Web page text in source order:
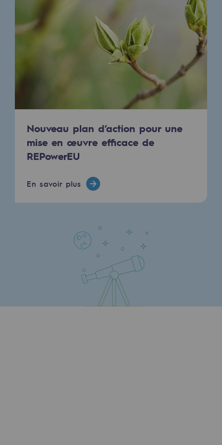
Territorial
Engagements auprès des territoires
Notre investissement dans les
Mixité et égalité Femme-Homme
QVCT
Sécurité
Sécurité et cybersécurité
Santé et sécurité au travail
Sécurité industrielle
Gouvernance responsable
Nouveau plan d’action pour une
mise en œuvre efficace de
REPowerEU
En savoir plus